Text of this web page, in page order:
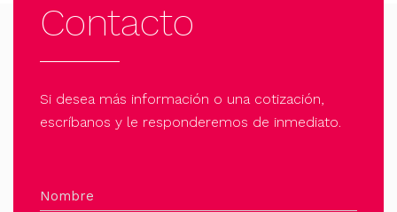
Contacto
Si desea más información o una cotización,
escríbanos y le responderemos de inmediato.
Nombre